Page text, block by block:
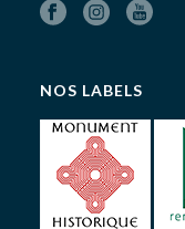
NOS LABELS